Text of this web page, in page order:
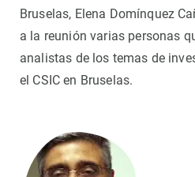
Bruselas, Elena Domínquez
a la reunión varias personas
analistas de los temas de
el CSIC en Bruselas.